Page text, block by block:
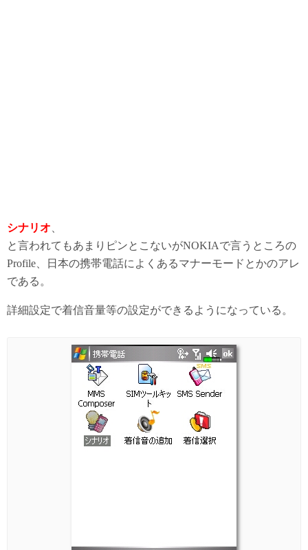
シナリオ
と言われてもあまりピンとこないがNOKIAで言うところの
Profile、日本の携帯電話によくあるマナーモードとかのアレ
である。
詳細設定で着信音量等の設定ができるようになっている。